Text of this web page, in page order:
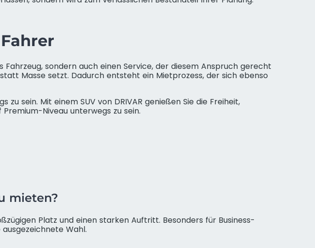
sondern auch einen Service, der diesem Anspruch gerecht
Masse setzt. Dadurch entsteht ein Mietprozess, der sich ebenso
sein. Mit einem SUV von DRIVAR genießen Sie die Freiheit,
Niveau unterwegs zu sein.
mieten?
Platz und einen starken Auftritt. Besonders für Business-
Wahl.